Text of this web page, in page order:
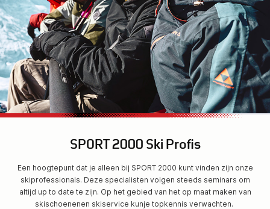
SPORT 2000 Ski Profis
Een hoogtepunt dat je alleen bij SPORT 2000 kunt vinden zijn onze
skiprofessionals. Deze specialisten volgen steeds seminars om
altijd up to date te zijn. Op het gebied van het op maat maken van
skischoenenen skiservice kunje topkennis verwachten.